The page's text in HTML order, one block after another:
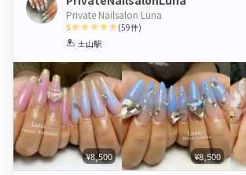
Private Nailsalon Luna
5
1 2 3 4
(59件)
土山駅
¥8,500 ¥8,500